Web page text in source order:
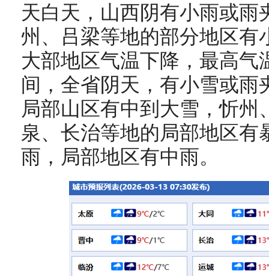
天白天，山西阴有小雨或雨
州、吕梁等地的部分地区有
大部地区气温下降，最高
间，全省阴天，有小雪或雨
局部山区有中到大雪，忻
泉、长治等地的局部地区有
雨，局部地区有中雨。